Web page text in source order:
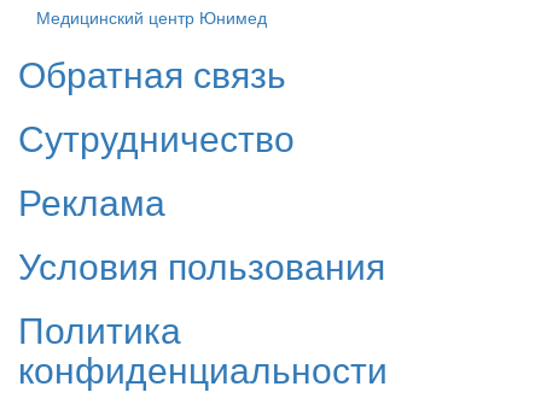
Медицинский центр Юнимед
Обратная связь
Сутрудничество
Реклама
Условия пользования
Политика
конфиденциальности